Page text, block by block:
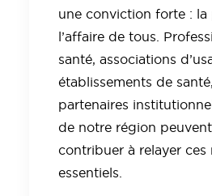
une conviction forte : la
l’affaire de tous.
santé, associations
établissements de
partenaires
de notre région
contribuer à relayer ces
essentiels.